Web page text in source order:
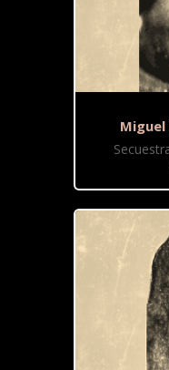
Miguel